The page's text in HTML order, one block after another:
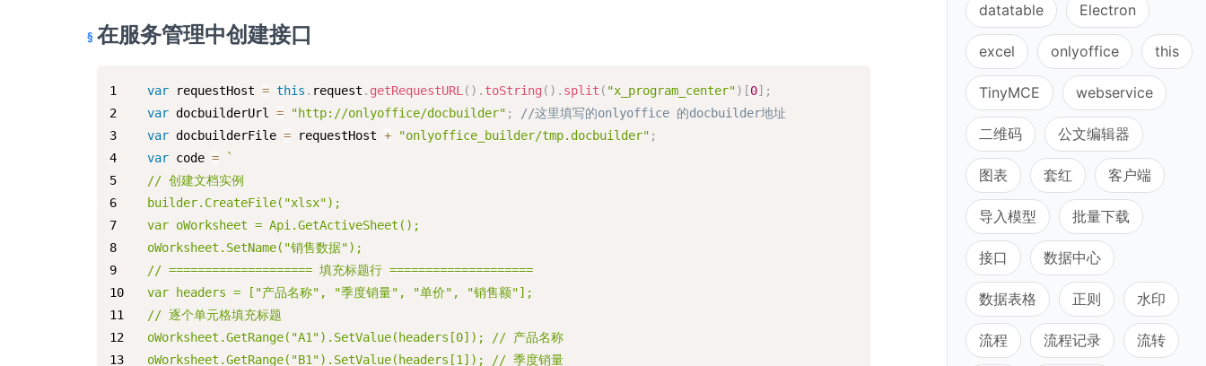
在服务管理中创建接口
var requestHost = this . request . getRequestURL ( ) . toString ( ) . split ( "x_program_center") [0] ;
var docbuilderUrl = "http://onlyoffice/docbuilder" ;
//这里填写的onlyoffice 的docbuilder地址
var docbuilderFile = requestHost + "onlyoffice_builder/tmp.docbuilder" ;
var code =
`
// 创建文档实例
builder.CreateFile("xlsx");
var oWorksheet = Api.GetActiveSheet();
oWorksheet.SetName("销售数据");
// ==================== 填充标题行 ====================
var headers = ["产品名称", "季度销量", "单价", "销售额"];
// 逐个单元格填充标题
oWorksheet.GetRange("A1").SetValue(headers[0]); // 产品名称
oWorksheet.GetRange("B1").SetValue(headers[1]); // 季度销量
datatable Electron
excel onlyoffice this
TinyMCE webservice
二维码 公文编辑器
图表 套红 客户端
导入模型 批量下载
接口 数据中心
数据表格 正则 水印
流程 流程记录 流转